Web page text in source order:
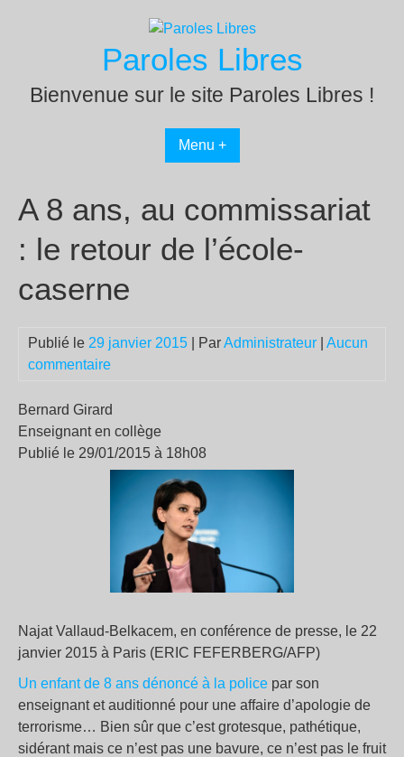
Paroles Libres
Bienvenue sur le site Paroles Libres !
Menu +
A 8 ans, au commissariat
: le retour de l’école-
caserne
Publié le 29 janvier 2015 | ParAdministrateur
Aucun
commentaire
Bernard Girard
Enseignant en collège
Publié le 29/01/2015 à 18h08
Najat Vallaud-Belkacem, en conférence de presse, le 22
janvier 2015 à Paris (ERIC FEFERBERG/AFP)
Un enfant de 8 ans dénoncé à la police par son
enseignant et auditionné pour une affaire d’apologie de
terrorisme… Bien sûr que c’est grotesque, pathétique,
sidérant mais ce n’est pas une bavure, ce n’est pas le fruit